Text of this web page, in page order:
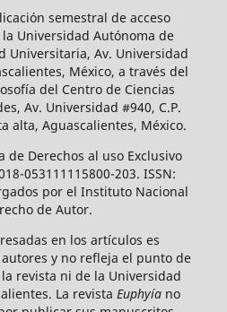
semestral de acceso
Universidad Autónoma de
Universitaria, Av. Universidad
México, a través del
del Centro de Ciencias
Av. Universidad #940, C.P.
alta, Aguascalientes, México.
de Derechos al uso Exclusivo
053111115800-203. ISSN:
por el Instituto Nacional
de Autor.
en los artículos es
y no refleja el punto de
revista ni de la Universidad
La revista Euphyía no